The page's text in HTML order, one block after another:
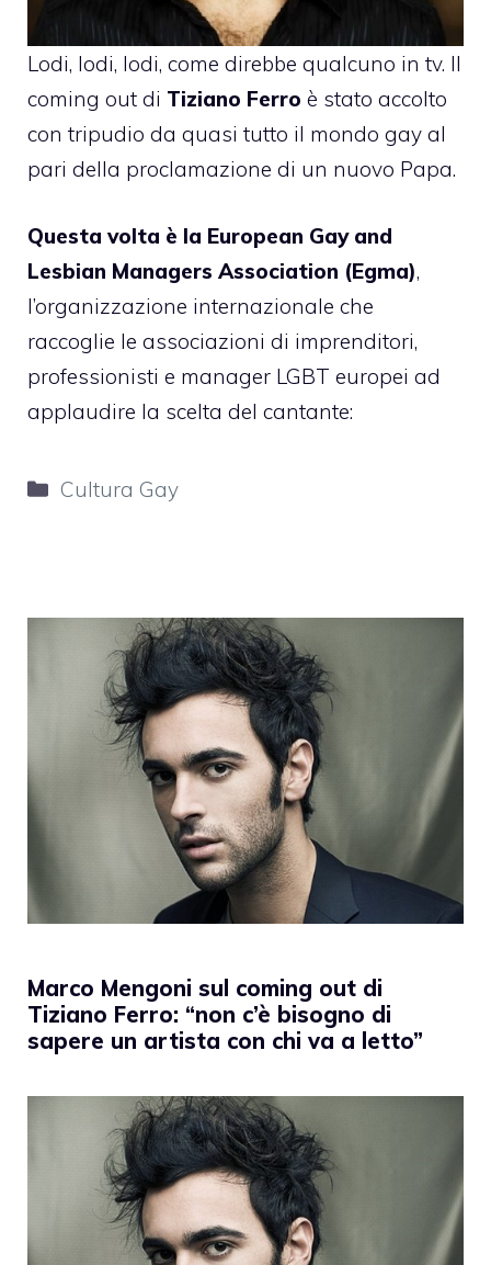
Lodi, lodi, lodi, come direbbe qualcuno in tv. Il
coming out di Tiziano Ferro è stato accolto
con tripudio da quasi tutto il mondo gay al
pari della proclamazione di un nuovo Papa.
Questa volta è la European Gay and
Lesbian Managers Association (Egma),
l’organizzazione internazionale che
raccoglie le associazioni di imprenditori,
professionisti e manager LGBT europei ad
applaudire la scelta del cantante:
Categorie
Cultura Gay
Marco Mengoni sul coming out di
Tiziano Ferro: “non c’è bisogno di
sapere un artista con chi va a letto”